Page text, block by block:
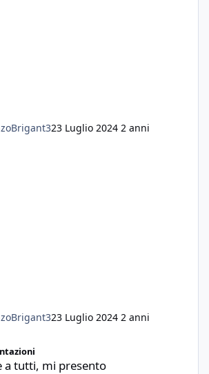
23 Luglio 2024 2 anni
23 Luglio 2024 2 anni
a tutti, mi presento